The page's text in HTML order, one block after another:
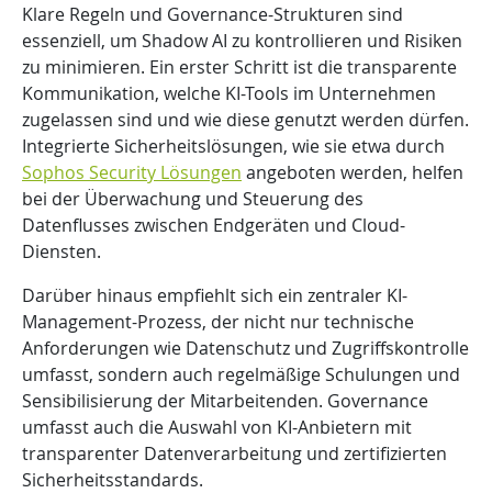
Klare Regeln und Governance-Strukturen sind
essenziell, um Shadow AI zu kontrollieren und Risiken
zu minimieren. Ein erster Schritt ist die transparente
Kommunikation, welche KI-Tools im Unternehmen
zugelassen sind und wie diese genutzt werden dürfen.
Integrierte Sicherheitslösungen, wie sie etwa durch
Sophos Security Lösungen angeboten werden, helfen
bei der Überwachung und Steuerung des
Datenflusses zwischen Endgeräten und Cloud-
Diensten.
Darüber hinaus empfiehlt sich ein zentraler KI-
Management-Prozess, der nicht nur technische
Anforderungen wie Datenschutz und Zugriffskontrolle
umfasst, sondern auch regelmäßige Schulungen und
Sensibilisierung der Mitarbeitenden. Governance
umfasst auch die Auswahl von KI-Anbietern mit
transparenter Datenverarbeitung und zertifizierten
Sicherheitsstandards.